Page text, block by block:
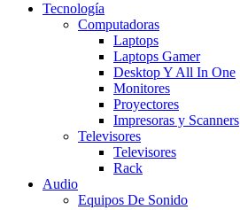
Tecnología
Computadoras
Laptops
Laptops Gamer
Desktop Y All In One
Monitores
Proyectores
Impresoras y Scanners
Televisores
Televisores
Rack
Audio
Equipos De Sonido